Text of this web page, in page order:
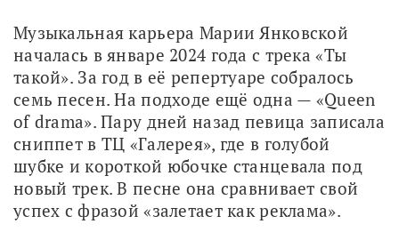
Музыкальная карьера Марии Янковской
началась в январе 2024 года с трека «Ты
такой». За год в её репертуаре собралось
семь песен. На подходе ещё одна — «Queen
of drama». Пару дней назад певица записала
сниппет в ТЦ «Галерея», где в голубой
шубке и короткой юбочке станцевала под
новый трек. В песне она сравнивает свой
успех с фразой «залетает как реклама».